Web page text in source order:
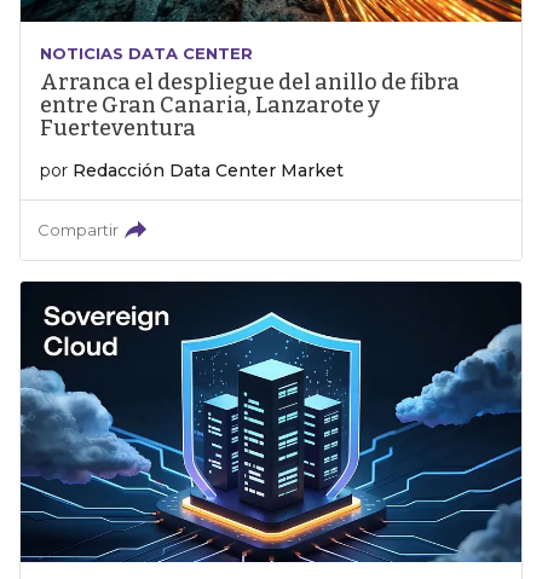
NOTICIAS DATA CENTER
Arranca el despliegue del anillo de fibra
entre Gran Canaria, Lanzarote y
Fuerteventura
por Redacción Data Center Market
Compartir